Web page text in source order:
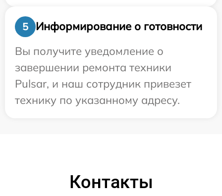
5
Информирование о готовности
Вы получите уведомление о
завершении ремонта техники
Pulsar, и наш сотрудник привезет
технику по указанному адресу.
Контакты